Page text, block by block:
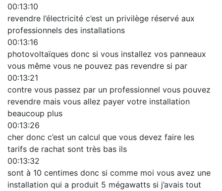
00:13:10
revendre l’électricité c’est un privilège réservé aux
professionnels des installations
00:13:16
photovoltaïques donc si vous installez vos panneaux
vous même vous ne pouvez pas revendre si par
00:13:21
contre vous passez par un professionnel vous pouvez
revendre mais vous allez payer votre installation
beaucoup plus
00:13:26
cher donc c’est un calcul que vous devez faire les
tarifs de rachat sont très bas ils
00:13:32
sont à 10 centimes donc si comme moi vous avez une
installation qui a produit 5 mégawatts si j’avais tout